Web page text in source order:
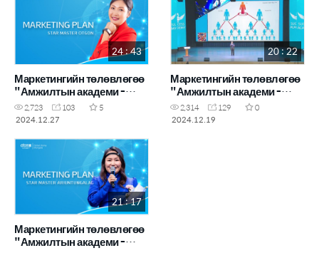
24 : 43
Маркетингийн төлөвлөгөө
"Амжилтын академи -
2024.12"
2,723 103
5
2024.12.27
20 : 22
Маркетингийн төлөвлөгөө
"Амжилтын академи -
2024.11"
2,314 129
0
2024.12.19
21 : 17
Маркетингийн төлөвлөгөө
"Амжилтын академи -